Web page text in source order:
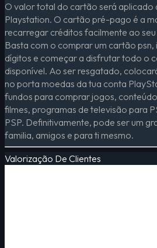
O valor total do cartão será aplicado
Playstation. O cartão pré-pago é a
recarregar créditos facilmente ao
Basta com o comprar um cartão psn,
dígitos e começar a disfrutar todo o
disponível. Ao ser resgatado,
no porta moedas da tua conta
fundos para comprar jogos,
filmes, programas de televisão para
PSP. Definitivamente, pode ser um
familia, amigos e para ti mesmo.
Valorização De Clientes